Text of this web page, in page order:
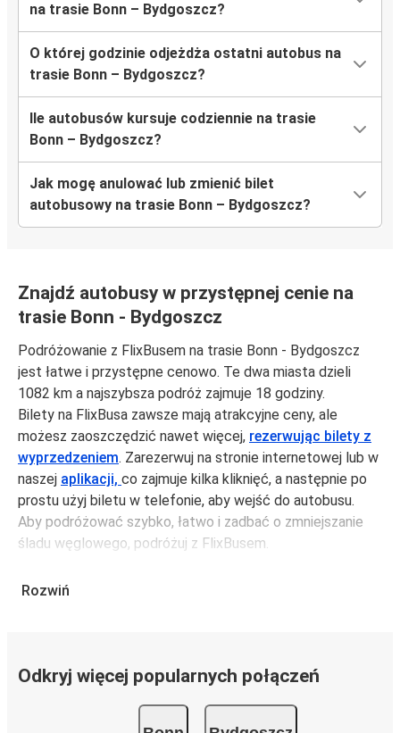
na trasie Bonn – Bydgoszcz?
O której godzinie odjeżdża ostatni autobus na
trasie Bonn – Bydgoszcz?
Ile autobusów kursuje codziennie na trasie
Bonn – Bydgoszcz?
Jak mogę anulować lub zmienić bilet
autobusowy na trasie Bonn – Bydgoszcz?
Znajdź autobusy w przystępnej cenie na
trasie Bonn - Bydgoszcz
Podróżowanie z FlixBusem na trasie Bonn - Bydgoszcz
jest łatwe i przystępne cenowo. Te dwa miasta dzieli
1082 km a najszybsza podróż zajmuje 18 godziny.
Bilety na FlixBusa zawsze mają atrakcyjne ceny, ale
możesz zaoszczędzić nawet więcej, rezerwując bilety z
wyprzedzeniem. Zarezerwuj na stronie internetowej lub w
naszej aplikacji, co zajmuje kilka kliknięć, a następnie po
prostu użyj biletu w telefonie, aby wejść do autobusu.
Aby podróżować szybko, łatwo i zadbać o zmniejszanie
śladu węglowego, podróżuj z FlixBusem.
autobusowym; 98 połączeniami do innych miast i
Rozwiń
Odkryj więcej popularnych połączeń